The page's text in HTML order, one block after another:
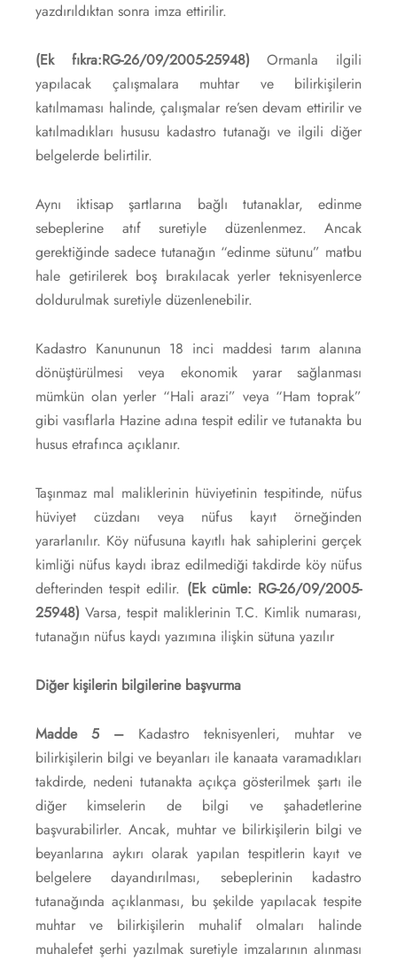
yazdırıldıktan sonra imza ettirilir.
(Ek fıkra:RG-26/09/2005-25948)Ormanla ilgili
yapılacak çalışmalara muhtar ve bilirkişilerin
katılmaması halinde, çalışmalar re’sen devam ettirilir ve
katılmadıkları hususu kadastro tutanağı ve ilgili diğer
belgelerde belirtilir.
Aynı iktisap şartlarına bağlı tutanaklar, edinme
sebeplerine atıf suretiyle düzenlenmez. Ancak
gerektiğinde sadece tutanağın “edinme sütunu” matbu
hale getirilerek boş bırakılacak yerler teknisyenlerce
doldurulmak suretiyle düzenlenebilir.
Kadastro Kanununun 18 inci maddesi tarım alanına
dönüştürülmesi veya ekonomik yarar sağlanması
mümkün olan yerler “Hali arazi” veya “Ham toprak”
gibi vasıflarla Hazine adına tespit edilir ve tutanakta bu
husus etrafınca açıklanır.
Taşınmaz mal maliklerinin hüviyetinin tespitinde, nüfus
hüviyet cüzdanı veya nüfus kayıt örneğinden
yararlanılır. Köy nüfusuna kayıtlı hak sahiplerini gerçek
kimliği nüfus kaydı ibraz edilmediği takdirde köy nüfus
defterinden tespit edilir. (Ek cümle: RG-26/09/2005-
25948) Varsa, tespit maliklerinin T.C. Kimlik numarası,
tutanağın nüfus kaydı yazımına ilişkin sütuna yazılır
Diğer kişilerin bilgilerine başvurma
Madde 5 – Kadastro teknisyenleri, muhtar ve
bilirkişilerin bilgi ve beyanları ile kanaata varamadıkları
takdirde, nedeni tutanakta açıkça gösterilmek şartı ile
diğer kimselerin de bilgi ve şahadetlerine
başvurabilirler. Ancak, muhtar ve bilirkişilerin bilgi ve
beyanlarına aykırı olarak yapılan tespitlerin kayıt ve
belgelere dayandırılması, sebeplerinin kadastro
tutanağında açıklanması, bu şekilde yapılacak tespite
muhtar ve bilirkişilerin muhalif olmaları halinde
muhalefet şerhi yazılmak suretiyle imzalarının alınması